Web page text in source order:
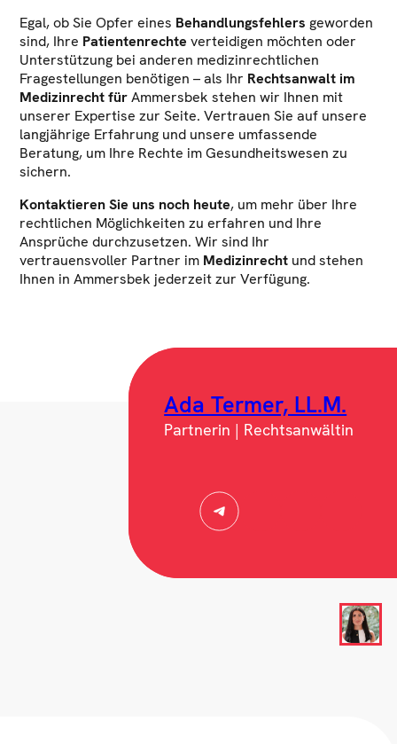
Egal, ob Sie Opfer eines Behandlungsfehlers geworden
sind, Ihre Patientenrechte verteidigen möchten oder
Unterstützung bei anderen medizinrechtlichen
Fragestellungen benötigen – als Ihr Rechtsanwalt im
Medizinrecht fürAmmersbek stehen wir Ihnen mit
unserer Expertise zur Seite. Vertrauen Sie auf unsere
langjährige Erfahrung und unsere umfassende
Beratung, um Ihre Rechte im Gesundheitswesen zu
sichern.
Kontaktieren Sie uns noch heute, um mehr über Ihre
rechtlichen Möglichkeiten zu erfahren und Ihre
Ansprüche durchzusetzen. Wir sind Ihr
vertrauensvoller Partner im Medizinrecht und stehen
Ihnen in Ammersbek jederzeit zur Verfügung.
Ada Termer, LL.M.
Partnerin | Rechtsanwältin